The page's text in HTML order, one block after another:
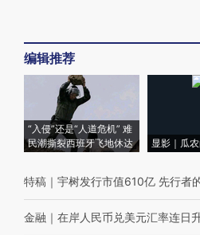
编辑推荐
“入侵”还是“人道危机” 难
民潮撕裂西班牙飞地休达
显影｜瓜
特稿 ｜ 宇树发行市值610亿 先行者
金融 ｜ 在岸人民币兑美元汇率连日